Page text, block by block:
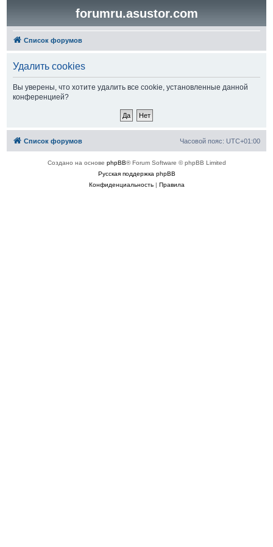
forumru.asustor.com
Список форумов
Удалить cookies
Вы уверены, что хотите удалить все cookie, установленные данной
конференцией?
Список форумов Часовой пояс: UTC+01:00
Создано на основе phpBB® Forum Software © phpBB Limited
Русская поддержка phpBB
Конфиденциальность| Правила